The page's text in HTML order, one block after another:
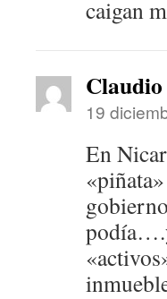
caigan
19
En